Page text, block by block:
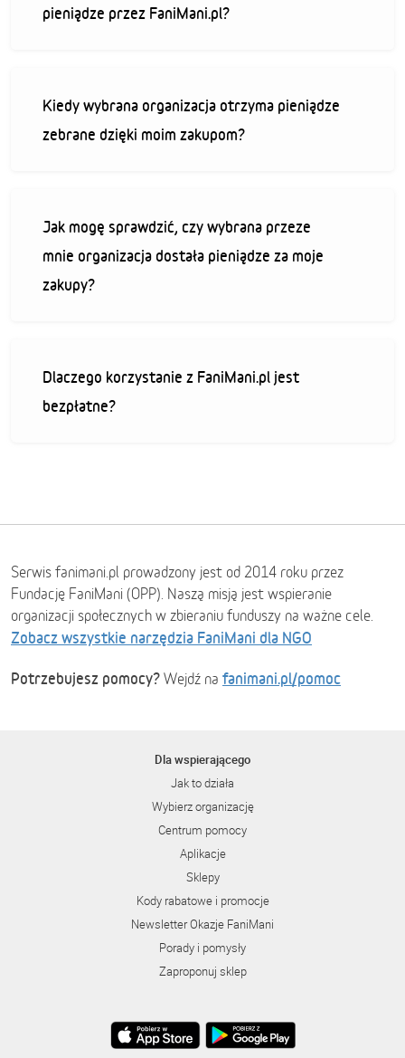
pieniądze przez FaniMani.pl?
Kiedy wybrana organizacja otrzyma pieniądze
zebrane dzięki moim zakupom?
Jak mogę sprawdzić, czy wybrana przeze
mnie organizacja dostała pieniądze za moje
zakupy?
Dlaczego korzystanie z FaniMani.pl jest
bezpłatne?
Serwis fanimani.pl prowadzony jest od 2014 roku przez
Fundację FaniMani (OPP). Naszą misją jest wspieranie
organizacji społecznych w zbieraniu funduszy na ważne cele.
Zobacz wszystkie narzędzia FaniMani dla NGO
Potrzebujesz pomocy? Wejdź na fanimani.pl/pomoc
Dla wspierającego
Jak to działa
Wybierz organizację
Centrum pomocy
Aplikacje
Sklepy
Kody rabatowe i promocje
Newsletter Okazje FaniMani
Porady i pomysły
Zaproponuj sklep